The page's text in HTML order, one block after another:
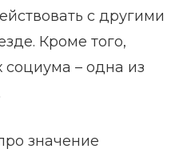
с другими
Кроме того,
– одна из
значение